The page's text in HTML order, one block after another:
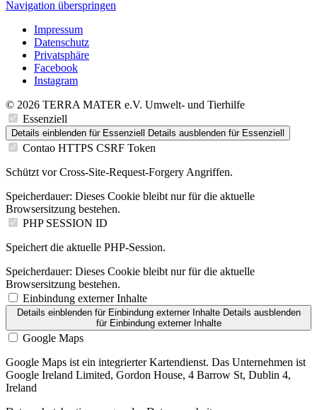
Navigation überspringen
Impressum
Datenschutz
Privatsphäre
Facebook
Instagram
© 2026 TERRA MATER e.V. Umwelt- und Tierhilfe
Essenziell
Details einblenden für Essenziell Details ausblenden für Essenziell
Contao HTTPS CSRF Token
Schützt vor Cross-Site-Request-Forgery Angriffen.
Speicherdauer: Dieses Cookie bleibt nur für die aktuelle
Browsersitzung bestehen.
PHP SESSION ID
Speichert die aktuelle PHP-Session.
Speicherdauer: Dieses Cookie bleibt nur für die aktuelle
Browsersitzung bestehen.
Einbindung externer Inhalte
Details einblendenfür Einbindung externer Inhalte Details ausblenden
für Einbindung externer Inhalte
Google Maps
Google Maps ist ein integrierter Kartendienst. Das Unternehmen ist
Google Ireland Limited, Gordon House, 4 Barrow St, Dublin 4,
Ireland